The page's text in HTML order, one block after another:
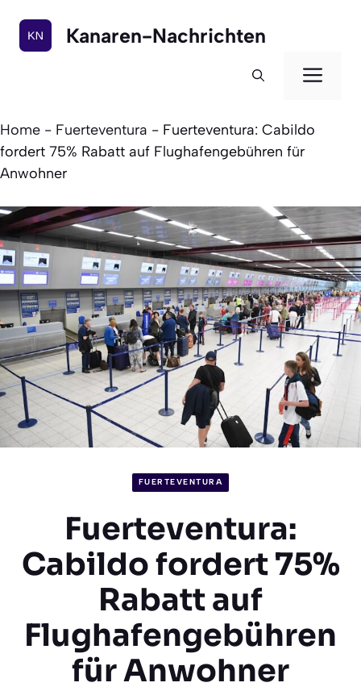
Inhalt
springen
Kanaren-Nachrichten
Home - Fuerteventura - Fuerteventura: Cabildo
fordert 75% Rabatt auf Flughafengebühren für
Anwohner
FUERTEVENTURA
Fuerteventura:
Cabildo fordert 75%
Rabatt auf
Flughafengebühren
für Anwohner